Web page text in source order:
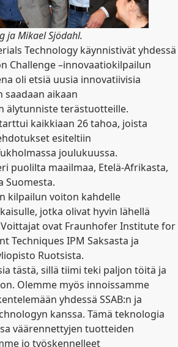
ja Mikael Sjödahl.
Technology käynnistivät yhdessä
Challenge –innovaatiokilpailun
oli etsiä uusia innovatiivisia
saadaan aikaan
älytunniste terästuotteille.
kaikkiaan 26 tahoa, joista
esiteltiin
joulukuussa.
puolilta maailmaa, Etelä-Afrikasta,
Suomesta.
kilpailun voiton kahdelle
jotka olivat hyvin lähellä
ovat Fraunhofer Institute for
Techniques IPM Saksasta ja
Ruotsista.
tästä, sillä tiimi teki paljon töitä ja
Olemme myös innoissamme
yhdessä SSAB:n ja
kanssa. Tämä teknologia
väärennettyjen tuotteiden
jo työskennelleet